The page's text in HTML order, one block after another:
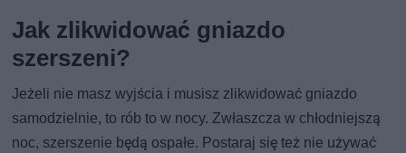
Jak zlikwidować gniazdo
szerszeni?
Jeżeli nie masz wyjścia i musisz zlikwidować gniazdo
samodzielnie, to rób to w nocy. Zwłaszcza w chłodniejszą
noc, szerszenie będą ospałe. Postaraj się też nie używać